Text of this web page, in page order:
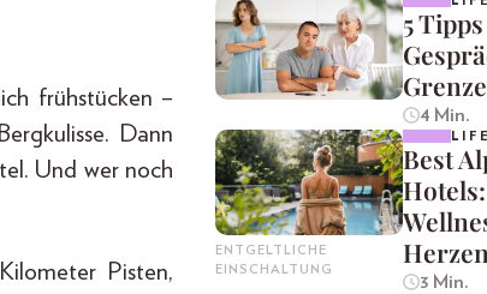
frühstücken –
Dann
Und wer noch
Pisten,
5
4 Min.
ENTGELTLICHE
EINSCHALTUNG
Best
3 Min.